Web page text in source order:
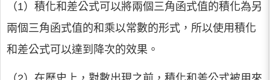
（1）積化和差公式可以將兩個三角函式值的積化為另
兩個三角函式值的和乘以常數的形式，所以使用積化
和差公式可以達到降次的效果。